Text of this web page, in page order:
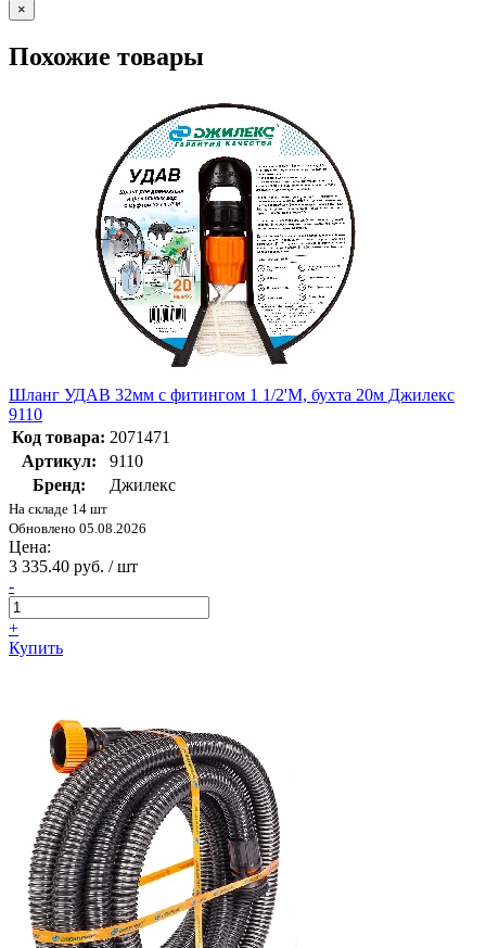
×
Похожие товары
Шланг УДАВ 32мм с фитингом 1 1/2'M, бухта 20м Джилекс
9110
Код товара: 2071471
Артикул:
9110
Бренд:
Джилекс
На складе 14 шт
Обновлено 05.08.2026
Цена:
3 335.40 руб. / шт
-
+
Купить